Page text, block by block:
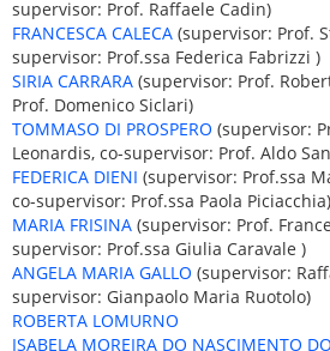
supervisor: Prof. Raffaele Cadin)
FRANCESCA CALECA (supervisor: Prof.
supervisor: Prof.ssa Federica Fabrizzi )
SIRIA CARRARA (supervisor: Prof.
Prof. Domenico Siclari)
TOMMASO DI PROSPERO (supervisor:
Leonardis, co-supervisor: Prof. Aldo
FEDERICA DIENI (supervisor: Prof.ssa
co-supervisor: Prof.ssa Paola Piciacchia)
MARIA FRISINA (supervisor: Prof.
supervisor: Prof.ssa Giulia Caravale )
ANGELA MARIA GALLO (supervisor:
supervisor: Gianpaolo Maria Ruotolo)
ROBERTA LOMURNO
ISABELA MOREIRA DO NASCIMENTO